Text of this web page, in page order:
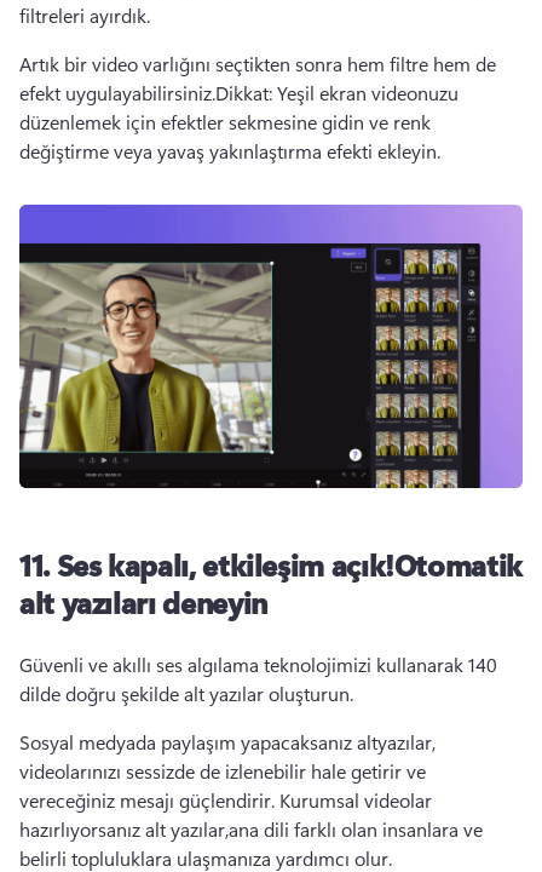
filtreleri ayırdık.
Artık bir video varlığını seçtikten sonra hem filtre hem de
efekt uygulayabilirsiniz.Dikkat: Yeşil ekran videonuzu
düzenlemek için efektler sekmesine gidin ve renk
değiştirme veya yavaş yakınlaştırma efekti ekleyin.
11. Ses kapalı, etkileşim açık!Otomatik
alt yazıları deneyin
Güvenli ve akıllı ses algılama teknolojimizi kullanarak 140
dilde doğru şekilde alt yazılar oluşturun.
Sosyal medyada paylaşım yapacaksanız altyazılar,
videolarınızı sessizde de izlenebilir hale getirir ve
vereceğiniz mesajı güçlendirir. Kurumsal videolar
hazırlıyorsanız alt yazılar,ana dili farklı olan insanlara ve
belirli topluluklara ulaşmanıza yardımcı olur.